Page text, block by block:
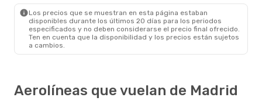
Los precios que se muestran en esta página estaban
disponibles durante los últimos 20 días para los periodos
especificados y no deben considerarse el precio final ofrecido.
Ten en cuenta que la disponibilidad y los precios están sujetos
a cambios.
Aerolíneas que vuelan de Madrid